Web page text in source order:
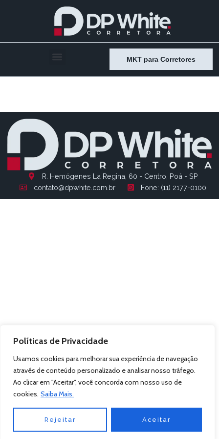
Políticas de Privacidade
Usamos cookies para melhorar sua experiência de navegação
através de conteúdo personalizado e analisar nosso tráfego.
Ao clicar em "Aceitar", você concorda com nosso uso de
cookies. Saiba Mais.
Rejeitar Aceitar
MKT para Corretores
R. Hemógenes La Regina, 60 - Centro, Poá - SP
contato@dpwhite.com.br
Fone: (11) 2177-0100